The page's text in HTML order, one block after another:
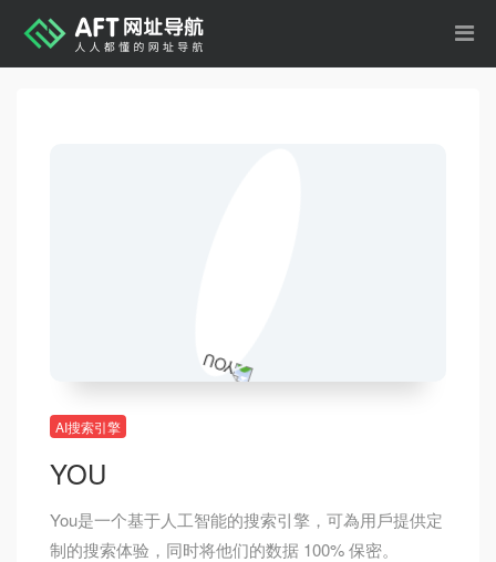
AI搜索引擎
YOU
You是一个基于人工智能的搜索引擎，可為用戶提供定
制的搜索体验，同时将他们的数据 100% 保密。